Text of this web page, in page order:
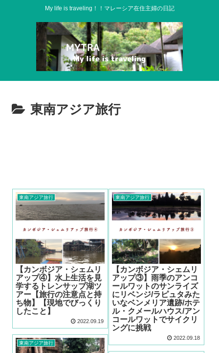
My life is traveling！！マレーシア在住主婦の日記
東南アジア旅行
東南アジア旅行
【カンボジア・シェムリ
アップ④】水上生活を見
学するトレンサップ湖ツ
アー【旅行の注意点と持
ち物】【現地でびっくり
したこと】
2022.09.19
東南アジア旅行
【カンボジア・シェムリ
アップ③】雨季のアンコ
ールワットのサンライズ
にリベンジ/ラピュタみた
いなベンメリア遺跡/ホテ
ル・クメールハウス/アン
コールワットでサイクリ
ングに挑戦
2022.09.18
東南アジア旅行